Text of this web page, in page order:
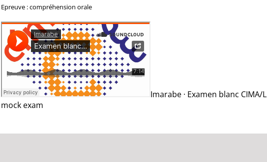
Epreuve : compréhension orale
Imarabe · Examen blanc CIMA/
mock exam